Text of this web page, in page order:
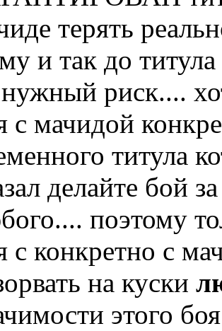
терять
и так до
риск....
с мачидой
титула
делайте бой
поэтому
с конкретно с
на куски
этого